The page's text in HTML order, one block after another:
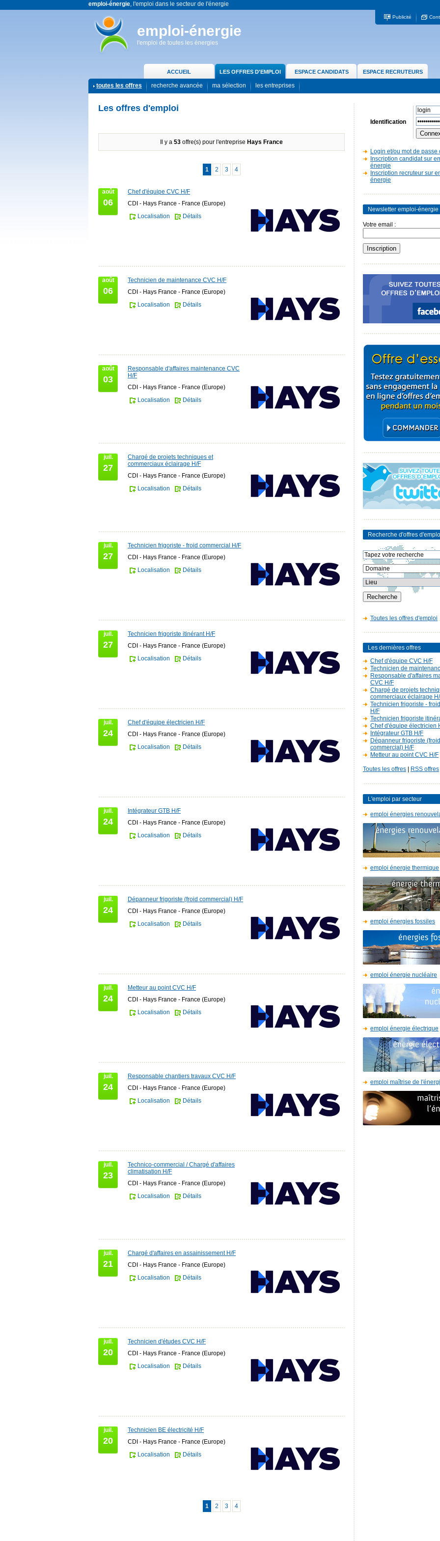
emploi-énergie, l'emploi dans le secteur de l'énergie
emploi-énergie
l'emploi de toutes les énergies
Publicité
ACCUEIL LES OFFRES D'EMPLOI ESPACE CANDIDATS ESPACE RECRUTEURS
toutes les offres recherche avancée ma sélection les entreprises
Les offres d'emploi
Il y a 53 offre(s) pour l'entreprise Hays France
1 2 3 4
août
06
Chef d'équipe CVC H/F
CDI - Hays France - France (Europe)
Localisation
Détails
août
06
Technicien de maintenance CVC H/F
CDI - Hays France - France (Europe)
Localisation
Détails
août
03
Responsable d'affaires maintenance CVC
H/F
CDI - Hays France - France (Europe)
Localisation
Détails
juil.
27
Chargé de projets techniques et
commerciaux éclairage H/F
CDI - Hays France - France (Europe)
Localisation
Détails
juil.
27
Technicien frigoriste - froid commercial H/F
CDI - Hays France - France (Europe)
Localisation
Détails
juil.
27
Technicien frigoriste itinérant H/F
CDI - Hays France - France (Europe)
Localisation
Détails
juil.
24
Chef d'équipe électricien H/F
CDI - Hays France - France (Europe)
Localisation
Détails
juil.
24
Intégrateur GTB H/F
CDI - Hays France - France (Europe)
Localisation
Détails
juil.
24
Dépanneur frigoriste (froid commercial) H/F
CDI - Hays France - France (Europe)
Localisation
Détails
juil.
24
Metteur au point CVC H/F
CDI - Hays France - France (Europe)
Localisation
Détails
juil.
24
Responsable chantiers travaux CVC H/F
CDI - Hays France - France (Europe)
Localisation
Détails
juil.
23
Technico-commercial / Chargé d'affaires
climatisation H/F
CDI - Hays France - France (Europe)
Localisation
Détails
juil.
21
Chargé d'affaires en assainissement H/F
CDI - Hays France - France (Europe)
Localisation
Détails
juil.
20
Technicien d'études CVC H/F
CDI - Hays France - France (Europe)
Localisation
Détails
juil.
20
Technicien BE électricité H/F
CDI - Hays France - France (Europe)
Localisation
Détails
1 2 3 4
Identification
Login et/ou mot de passe
Inscription candidat sur
énergie
Inscription recruteur sur
énergie
Newsletter emploi-énergie
Votre email :
Recherche d'offres
Toutes les offres d'emploi
Les dernières offres
Chef d'équipe CVC H/F
Technicien de
Responsable d'affaires
CVC H/F
Chargé de projets
commerciaux éclairage
Technicien frigoriste -
H/F
Technicien frigoriste
Chef d'équipe électricien
Intégrateur GTB H/F
Dépanneur frigoriste (froid
commercial) H/F
Metteur au point CVC H/F
Toutes les offres RSS offres
L'emploi par secteur
emploi énergies
emploi énergie thermique
emploi énergies fossiles
emploi énergie nucléaire
emploi énergie électrique
emploi maîtrise de